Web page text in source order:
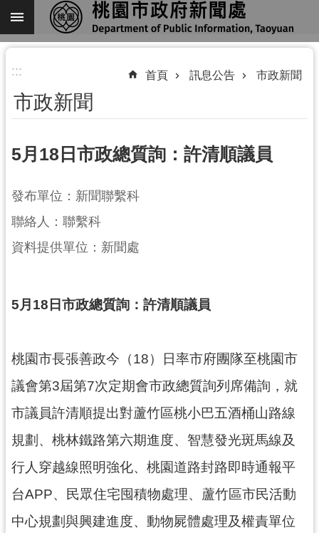
跳到主要內容區塊
進
搜
尋
於
我
通
業
務
資
訊
訊
息
公
告
便
::: 首頁 訊息公告 市政新聞
市政新聞
5月18日市政總質詢：許清順議員
發布單位：新聞聯繫科
聯絡人：聯繫科
資料提供單位：新聞處
5月18日市政總質詢：許清順議員
桃園市長張善政今（18）日率市府團隊至桃園市
議會第3屆第7次定期會市政總質詢列席備詢，就
市議員許清順提出對蘆竹區桃小巴五酒桶山路線
規劃、桃林鐵路第六期進度、智慧發光斑馬線及
行人穿越線照明強化、桃園道路封路即時通報平
台APP、民眾住宅囤積物處理、蘆竹區市民活動
中心規劃與興建進度、動物屍體處理及權責單位